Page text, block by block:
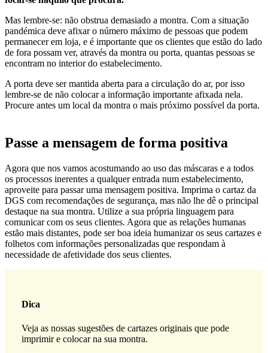
Mas lembre-se: não obstrua demasiado a montra. Com a situação
pandémica deve afixar o número máximo de pessoas que podem
permanecer em loja, e é importante que os clientes que estão do lado
de fora possam ver, através da montra ou porta, quantas pessoas se
encontram no interior do estabelecimento.
A porta deve ser mantida aberta para a circulação do ar, por isso
lembre-se de não colocar a informação importante afixada nela.
Procure antes um local da montra o mais próximo possível da porta.
Passe a mensagem de forma positiva
Agora que nos vamos acostumando ao uso das máscaras e a todos
os processos inerentes a qualquer entrada num estabelecimento,
aproveite para passar uma mensagem positiva. Imprima o cartaz da
DGS com recomendações de segurança, mas não lhe dê o principal
destaque na sua montra. Utilize a sua própria linguagem para
comunicar com os seus clientes. Agora que as relações humanas
estão mais distantes, pode ser boa ideia humanizar os seus cartazes e
folhetos com informações personalizadas que respondam à
necessidade de afetividade dos seus clientes.
Dica
Veja as nossas sugestões de cartazes originais que pode
imprimir e colocar na sua montra.